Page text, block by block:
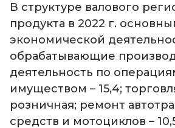
В структуре валового
продукта в 2022 г.
экономической
обрабатывающие
деятельность по
имуществом – 15,4;
розничная; ремонт
средств и мотоциклов –